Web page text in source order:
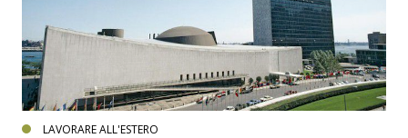
LAVORARE ALL'ESTERO